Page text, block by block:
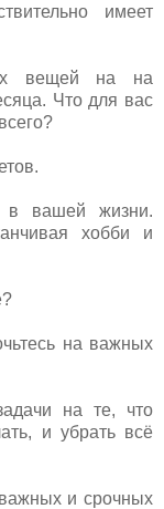
имеет
вещей на на
Что для вас
в вашей жизни.
хобби и
на важных
на те, что
и убрать всё
и срочных